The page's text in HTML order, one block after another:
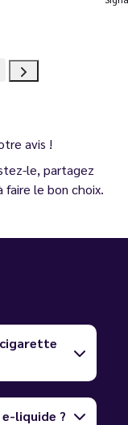
avis !
le, partagez
le bon choix.
cigarette
liquide ?